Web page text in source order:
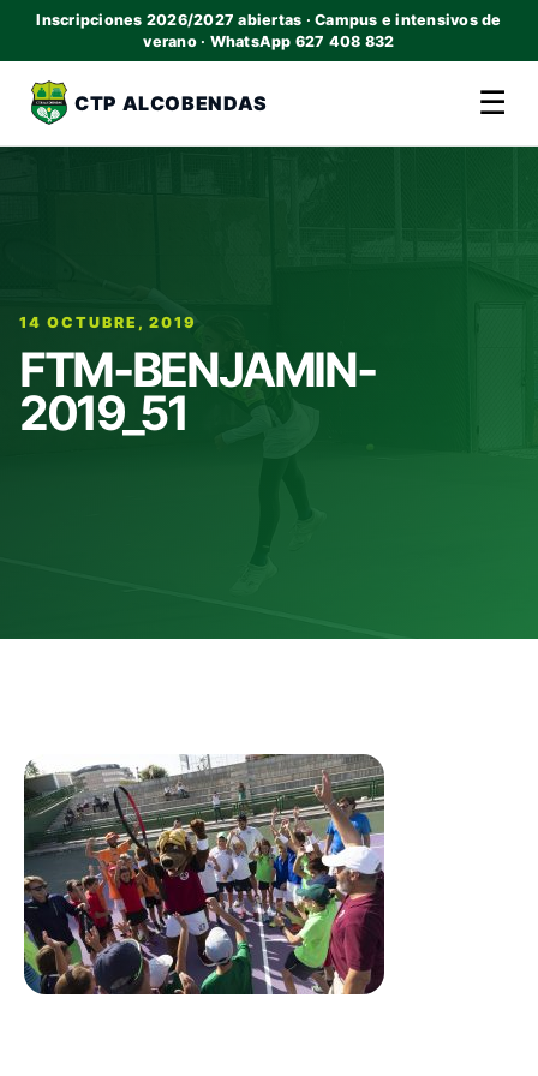
Inscripciones 2026/2027 abiertas · Campus e intensivos de
verano · WhatsApp 627 408 832
CTP ALCOBENDAS ☰
14 OCTUBRE, 2019
FTM-BENJAMIN-
2019_51